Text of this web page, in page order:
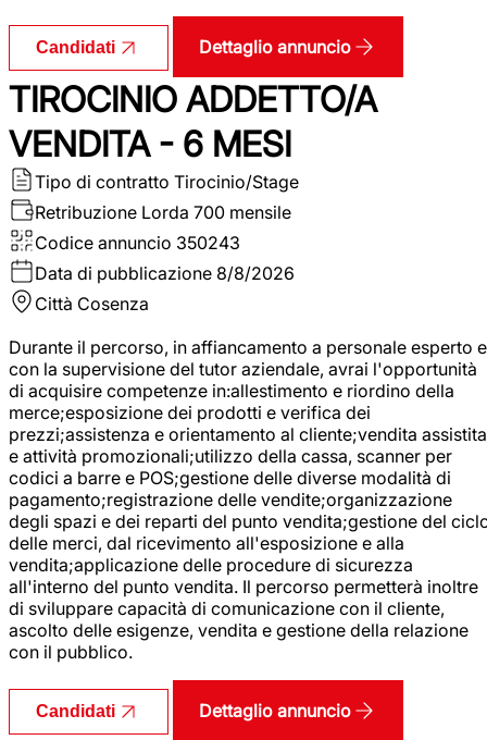
Candidati Dettaglio annuncio
TIROCINIO ADDETTO/A
VENDITA - 6 MESI
Tipo di contratto Tirocinio/Stage
Retribuzione Lorda 700 mensile
Codice annuncio 350243
Data di pubblicazione 8/8/2026
Città Cosenza
Durante il percorso, in affiancamento a personale esperto e
con la supervisione del tutor aziendale, avrai l'opportunità
di acquisire competenze in:allestimento e riordino della
merce;esposizione dei prodotti e verifica dei
prezzi;assistenza e orientamento al cliente;vendita assistita
e attività promozionali;utilizzo della cassa, scanner per
codici a barre e POS;gestione delle diverse modalità di
pagamento;registrazione delle vendite;organizzazione
degli spazi e dei reparti del punto vendita;gestione del
delle merci, dal ricevimento all'esposizione e alla
vendita;applicazione delle procedure di sicurezza
all'interno del punto vendita. Il percorso permetterà inoltre
di sviluppare capacità di comunicazione con il cliente,
ascolto delle esigenze, vendita e gestione della relazione
con il pubblico.
Candidati Dettaglio annuncio